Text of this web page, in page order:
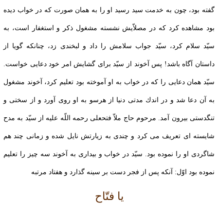
گفته بود، چون به خدمت‏ سيد رسيد او را به همان صورت كه در خواب ديده
بود مشاهده كرد كه در مصلاّيش نشسته مشغول ذكر و استغفار است، به
سيّد سلام كرد، سيّد جواب سلامش را داد و لبخندى زد، چنان‏كه گويا از
داستان آگاه باشد! پس آخوند از سيّد براى گشايش امر خود دعايى خواست.
سيّد همان دعايى را كه در خواب به او آموخته بود تعليم كرد، آخوند مشغول
به‏ آن دعا شد و در اندك مدتى دنيا از هرسو به او روى آورد و از سختى و
تنگدستى بيرون آمد. مرحوم حاج ملاّ فتحعلى رحمه اللّه علیه از سيّد به مدح
شايسته‏ اى تعريف می كرد و چندى به زيارتش نايل شده و زمانى چند هم
شاگردى او را نموده بود. سيّد در خواب‏ و بيدارى به آخوند سه چيز را تعليم
نموده بود اوّل: آنكه پس از فجر دست بر سينه گذارد و هفتاد مرتبه‏
يا فتّاح